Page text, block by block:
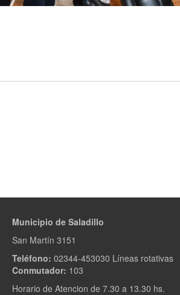
Municipio de Saladillo
San Martín 3151
Teléfono: 02344-453030 Líneas rotativas
Conmutador: 103
Horario de Atencion de 7.30 a 13.30 hs.